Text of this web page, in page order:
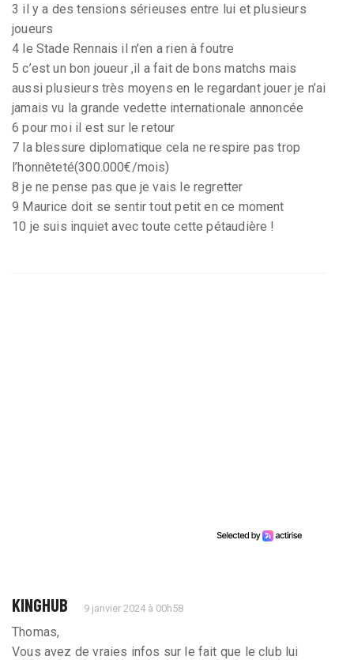
3 il y a des tensions sérieuses entre lui et plusieurs
joueurs
4 le Stade Rennais il n’en a rien à foutre
5 c’est un bon joueur ,il a fait de bons matchs mais
aussi plusieurs très moyens en le regardant jouer je n’ai
jamais vu la grande vedette internationale annoncée
6 pour moi il est sur le retour
7 la blessure diplomatique cela ne respire pas trop
l’honnêteté(300.000€/mois)
8 je ne pense pas que je vais le regretter
9 Maurice doit se sentir tout petit en ce moment
10 je suis inquiet avec toute cette pétaudière !
KINGHUB 9 janvier 2024 à 00h58
Thomas,
Vous avez de vraies infos sur le fait que le club lui